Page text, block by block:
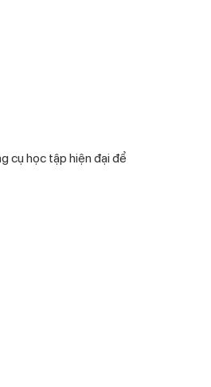
cụ học tập hiện đại để